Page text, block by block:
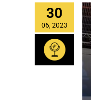
30
06, 2023